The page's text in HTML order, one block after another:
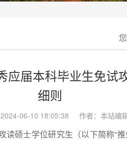
应届本科毕业生免试
细则
2024-06-10 18:05:38 作者：本站编
硕士学位研究生（以下简称“